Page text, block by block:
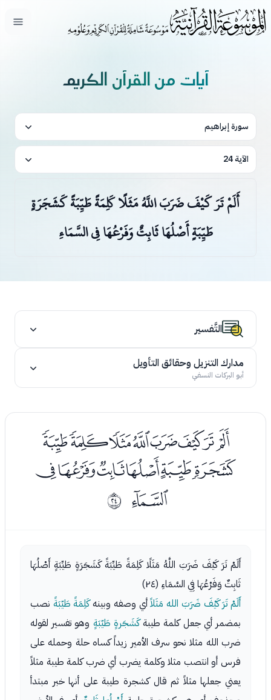
فتح
آيات من القرآن الكريم
سورة إبراهيم
الآية 24
أَلَمْ تَرَ كَيْفَ ضَرَبَ اللَّهُ مَثَلًا كَلِمَةً طَيِّبَةً كَشَجَرَةٍ
طَيِّبَةٍ أَصْلُهَا ثَابِتٌ وَفَرْعُهَا فِي السَّمَاءِ
التَّفسير
مدارك التنزيل وحقائق التأويل
أبو البركات النسفي
ﯱﯲﯳﯴﯵﯶﯷﯸ
ﯹﯺﯻﯼﯽﯾ
ﯿ ﰗ
أَلَمْ تَرَ كَيْفَ ضَرَبَ اللَّهُ مَثَلًا كَلِمَةً طَيِّبَةً كَشَجَرَةٍ طَيِّبَةٍ أَصْلُهَا
ثَابِتٌ وَفَرْعُهَا فِي السَّمَاءِ (٢٤)
أَلَمْ تَرَ كَيْفَ ضَرَبَ الله مَثَلاًأي وصفه وبينهكَلِمَةً طَيّبَةً نصب
بمضمر أي جعل كلمة طيبةكَشَجَرةٍ طَيّبَةٍ وهو تفسير لقوله
ضرب الله مثلا نحو سرف الأمير زيداً كساه حلة وحمله على
فرس أو انتصب مثلا وكلمة يضرب أي ضرب كلمة طيبة مثلاً
يعني جعلها مثلاً ثم قال كشجرة طيبة على أنها خبر مبتدأ